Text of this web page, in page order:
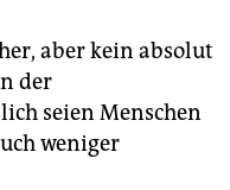
aber kein absolut
der
seien Menschen
weniger